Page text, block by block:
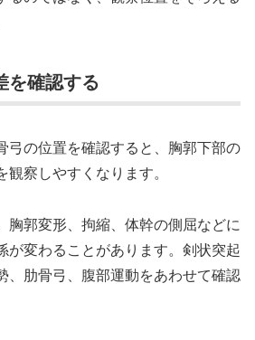
を確認する
弓の位置を確認すると、胸郭下部の
察しやすくなります。
胸郭変形、拘縮、体幹の側屈などに
が変わることがあります。剣状突起
、肋骨弓、腹部運動をあわせて確認